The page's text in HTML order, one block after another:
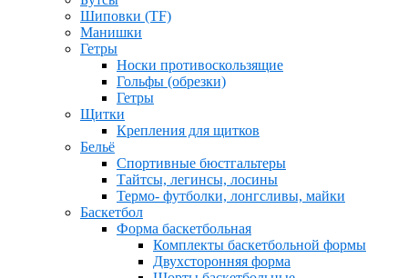
Шиповки (TF)
Манишки
Гетры
Носки противоскользящие
Гольфы (обрезки)
Гетры
Щитки
Крепления для щитков
Бельё
Спортивные бюстгальтеры
Тайтсы, легинсы, лосины
Термо- футболки, лонгсливы, майки
Баскетбол
Форма баскетбольная
Комплекты баскетбольной формы
Двухсторонняя форма